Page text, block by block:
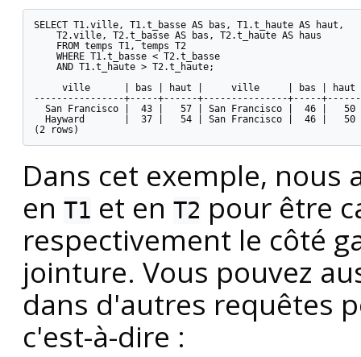
SELECT T1.ville, T1.t_basse AS bas, T1.t_haute AS haut,
    T2.ville, T2.t_basse AS bas, T2.t_haute AS haus
    FROM temps T1, temps T2
    WHERE T1.t_basse < T2.t_basse
    AND T1.t_haute > T2.t_haute;
     ville      | bas | haut |     ville     | bas | haut
----------------+-----+------+---------------+-----+------
  San Francisco |  43 |   57 | San Francisco |  46 |   50
  Hayward       |  37 |   54 | San Francisco |  46 |   50
(2 rows)
Dans cet exemple,
en T1 et en T2 pour être
respectivement le côté
jointure. Vous pouvez
dans d'autres requêtes
c'est-à-dire :